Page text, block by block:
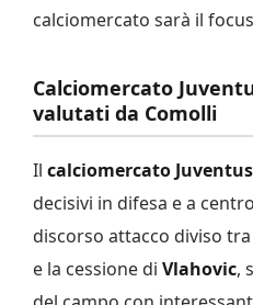
calciomercato sarà il
Calciomercato
valutati da Comolli
Il calciomercato Juventus
decisivi in difesa e a
discorso attacco diviso tra
e la cessione di Vlahovic,